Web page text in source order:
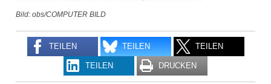
Bild: obs/COMPUTER BILD
TEILEN TEILEN TEILEN
TEILEN DRUCKEN